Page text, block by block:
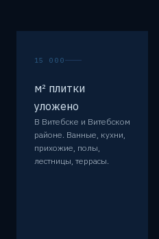
15 000
м² плитки
уложено
В Витебске и Витебском
районе. Ванные, кухни,
прихожие, полы,
лестницы, террасы.